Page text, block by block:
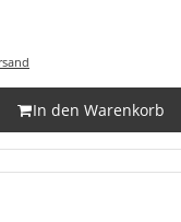
In den Warenkorb